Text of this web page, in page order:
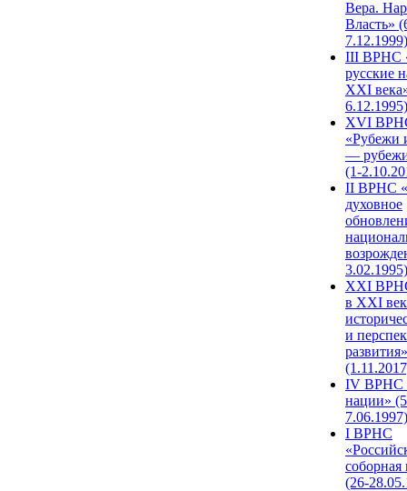
Вера.
Власть»
7.12.1999)
III ВРНС
русские
XXI
6.12.1995)
XVI
«Рубежи
—
(1-
II ВРНС
духовное
3.02.1995)
XХI
в XXI
и
развития»
IV ВРНС
нации»
7.06.1997)
I ВРНС
(26-